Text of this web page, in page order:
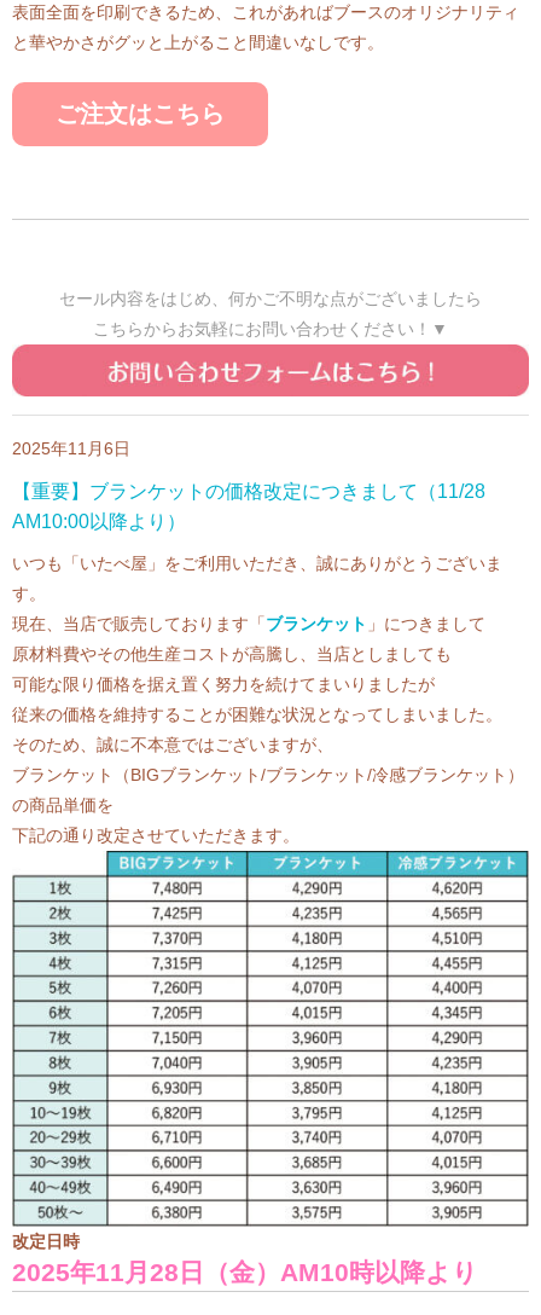
表面全面を印刷できるため、これがあればブースのオリジナリティ
と華やかさがグッと上がること間違いなしです。
ご注文はこちら
セール内容をはじめ、何かご不明な点がございましたら
こちらからお気軽にお問い合わせください！▼
2025年11月6日
【重要】ブランケットの価格改定につきまして（11/28
AM10:00以降より）
いつも「いたべ屋」をご利用いただき、誠にありがとうございま
す。
現在、当店で販売しております「ブランケット 」につきまして
原材料費やその他生産コストが高騰し、当店としましても
可能な限り価格を据え置く努力を続けてまいりましたが
従来の価格を維持することが困難な状況となってしまいました。
そのため、誠に不本意ではございますが、
ブランケット（BIGブランケット/ブランケット/冷感ブランケット）
の商品単価を
下記の通り改定させていただきます。
改定日時
2025年11月28日（金）AM10時以降より